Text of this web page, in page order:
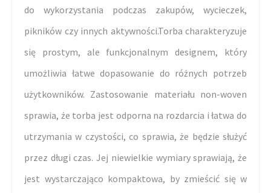
do wykorzystania podczas zakupów, wycieczek,
pikników czy innych aktywności.Torba charakteryzuje
się prostym, ale funkcjonalnym designem, który
umożliwia łatwe dopasowanie do różnych potrzeb
użytkowników. Zastosowanie materiału non-woven
sprawia, że torba jest odporna na rozdarcia i łatwa do
utrzymania w czystości, co sprawia, że będzie służyć
przez długi czas. Jej niewielkie wymiary sprawiają, że
jest wystarczająco kompaktowa, by zmieścić się w